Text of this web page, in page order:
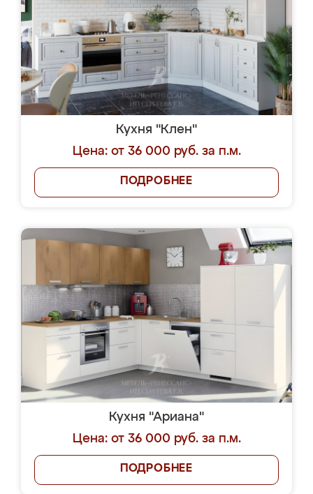
Кухня "Клен"
Цена: от 36 000 руб. за п.м.
ПОДРОБНЕЕ
Кухня "Ариана"
Цена: от 36 000 руб. за п.м.
ПОДРОБНЕЕ